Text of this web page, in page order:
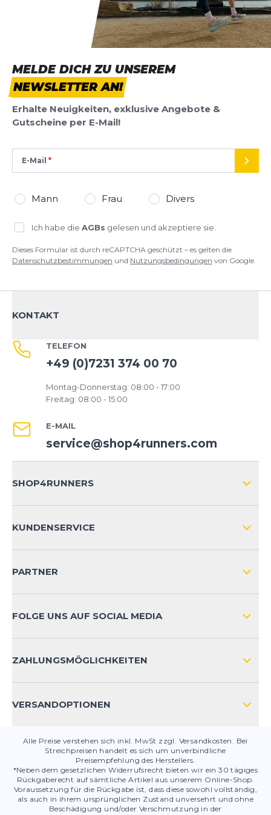
Mit dem Endorphin Trainer bekommst du einen
Trainingsschuh, der Effizienz und Komfort perfekt
vereint – und dabei auch noch nachhaltig ist.
Dieses Formular ist durch reCAPTCHA geschützt – es gelten die
Datenschutzbestimmungenund
Google.
MELDE DICH ZU UNSEREM
NEWSLETTER AN!
Erhalte Neuigkeiten, exklusive Angebote &
Gutscheine per E-Mail!
E-Mail
Mann Frau Divers
Ich habe die AGBs gelesen und akzeptiere sie.
Dieses Formular ist durch reCAPTCHA geschützt – es gelten die
Datenschutzbestimmungen und Nutzungsbedingungen von Google.
KONTAKT
TELEFON
+49 (0)7231 374 00 70
Montag-Donnerstag: 08:00 - 17:00
Freitag: 08:00 - 15:00
E-MAIL
service@shop4runners.com
SHOP4RUNNERS
KUNDENSERVICE
KONTAKT
PRODUKTSICHERHEIT
PARTNER
FOLGE UNS AUF SOCIAL MEDIA
ZAHLUNGSMÖGLICHKEITEN
VERSANDOPTIONEN
Alle Preise verstehen sich inkl. MwSt zzgl. Versandkosten. Bei
Streichpreisen handelt es sich um unverbindliche
Preisempfehlung des Herstellers.
*Neben dem gesetzlichen Widerrufsrecht bieten wir ein 30 tägiges
Rückgaberecht auf sämtliche Artikel aus unserem Online-Shop.
Voraussetzung für die Rückgabe ist, dass diese sowohl vollständig,
als auch in ihrem ursprünglichen Zustand unversehrt und ohne
Beschädigung und/oder Verschmutzung in der